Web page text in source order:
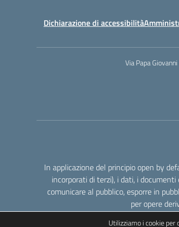
Dichiarazione di accessibilità
Via Papa
In applicazione del principio open by
incorporati di terzi), i dati, i
comunicare al pubblico, esporre in
per opere
Utilizziamo i cookie